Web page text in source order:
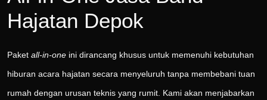
Hajatan Depok
Paket all-in-one ini dirancang khusus untuk memenuhi kebutuhan
hiburan acara hajatan secara menyeluruh tanpa membebani tuan
rumah dengan urusan teknis yang rumit. Kami akan menjabarkan